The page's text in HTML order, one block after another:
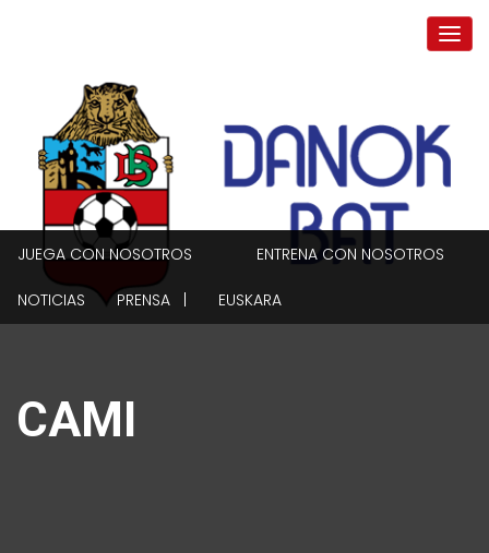
JUEGA CON NOSOTROS ENTRENA CON NOSOTROS
NOTICIAS PRENSA | EUSKARA
CAMI